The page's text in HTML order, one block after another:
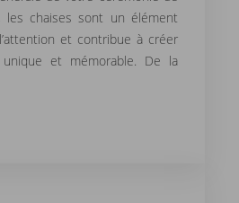
les chaises sont un élément
et contribue à créer
et mémorable. De la